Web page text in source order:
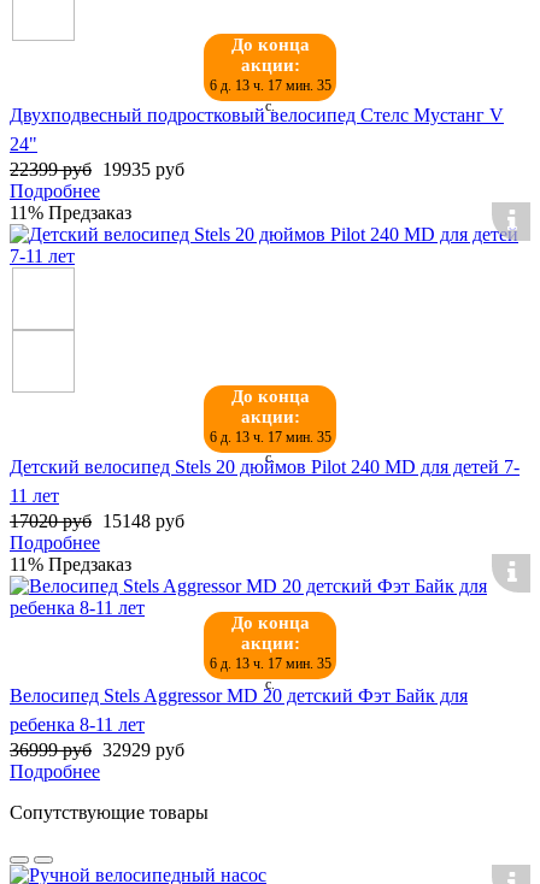
До конца
акции:
6 д. 13 ч. 17 мин. 34
с.
Двухподвесный подростковый велосипед Стелс Мустанг V
24"
22399 руб 19935 руб
Подробнее
11% Предзаказ
До конца
акции:
6 д. 13 ч. 17 мин. 34
с.
Детский велосипед Stels 20 дюймов Pilot 240 MD для детей 7-
11 лет
17020 руб 15148 руб
Подробнее
11% Предзаказ
До конца
акции:
6 д. 13 ч. 17 мин. 34
с.
Велосипед Stels Aggressor MD 20 детский Фэт Байк для
ребенка 8-11 лет
36999 руб 32929 руб
Подробнее
Сопутствующие товары